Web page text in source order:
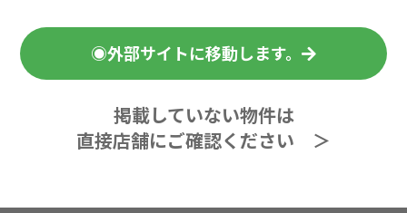
◉外部サイトに移動します。
掲載していない物件は
直接店舗にご確認ください ＞